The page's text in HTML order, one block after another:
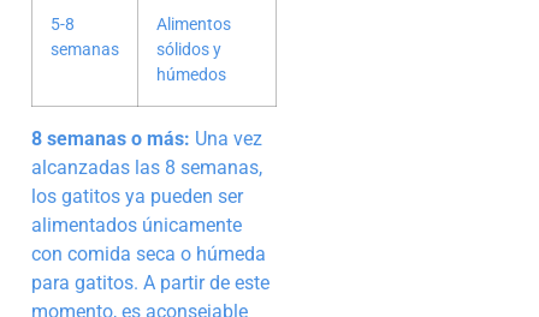
5-8
semanas
Alimentos
sólidos y
húmedos
8 semanas o más: Una vez
alcanzadas las 8 semanas,
los gatitos ya pueden ser
alimentados únicamente
con comida seca o húmeda
para gatitos. A partir de este
momento, es aconsejable